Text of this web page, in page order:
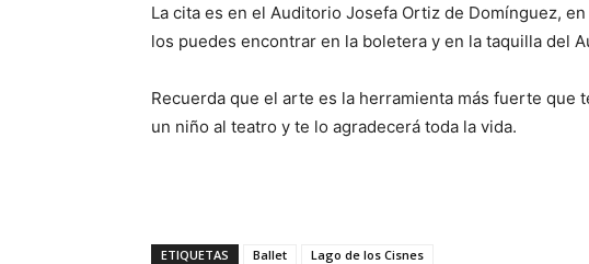
La cita es en el Auditorio Josefa Ortiz de Domínguez,
los puedes encontrar en la boletera y en la taquilla del
Recuerda que el arte es la herramienta más fuerte que
un niño al teatro y te lo agradecerá toda la vida.
ETIQUETAS Ballet Lago de los Cisnes